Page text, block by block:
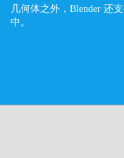
几何体之外，Blender 还
中。